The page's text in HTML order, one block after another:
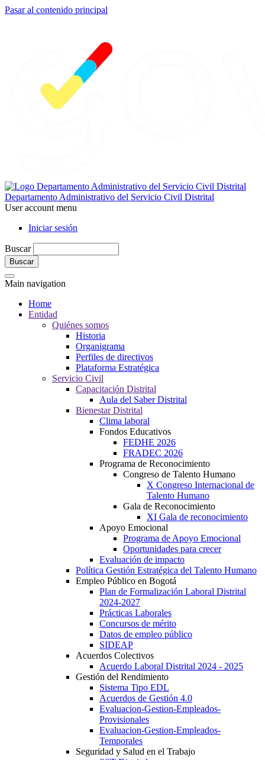
Pasar al contenido principal
Departamento Administrativo del Servicio Civil Distrital
User account menu
Iniciar sesión
Buscar
Main navigation
Home
Entidad
Quiénes somos
Historia
Organigrama
Perfiles de directivos
Plataforma Estratégica
Servicio Civil
Capacitación Distrital
Aula del Saber Distrital
Bienestar Distrital
Clima laboral
Fondos Educativos
FEDHE 2026
FRADEC 2026
Programa de Reconocimiento
Congreso de Talento Humano
X Congreso Internacional de
Talento Humano
Gala de Reconocimiento
XI Gala de reconocimiento
Apoyo Emocional
Programa de Apoyo Emocional
Oportunidades para crecer
Evaluación de impacto
Política Gestión Estratégica del Talento Humano
Empleo Público en Bogotá
Plan de Formalización Laboral Distrital
2024-2027
Prácticas Laborales
Concursos de mérito
Datos de empleo público
SIDEAP
Acuerdos Colectivos
Acuerdo Laboral Distrital 2024 - 2025
Gestión del Rendimiento
Sistema Tipo EDL
Acuerdos de Gestión 4.0
Evaluacion-Gestion-Empleados-
Provisionales
Evaluacion-Gestion-Empleados-
Temporales
Seguridad y Salud en el Trabajo